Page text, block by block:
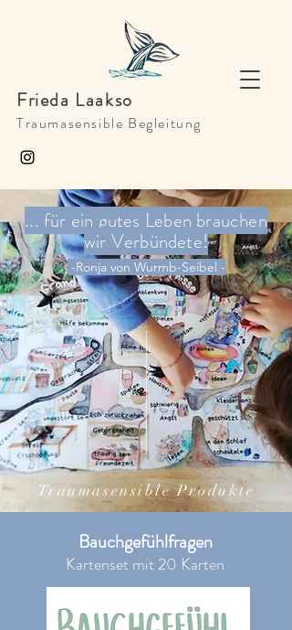
Frieda Laakso
Traumasensible Begleitung
... für ein gutes Leben brauchen
wir Verbündete!
-Ronja von Wurmb-Seibel -
Traumasensible Produkte
Bauchgefühlfragen
Kartenset mit 20 Karten